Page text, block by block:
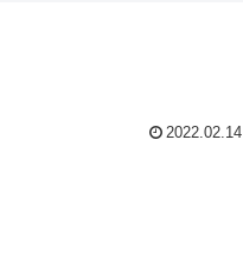
2022.02.14